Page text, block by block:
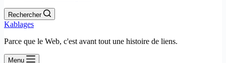
Rechercher
Kablages
Parce que le Web, c'est avant tout une histoire de liens.
Menu